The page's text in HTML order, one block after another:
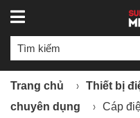
Trang chủ Thiết bị
chuyên dụng
Cáp